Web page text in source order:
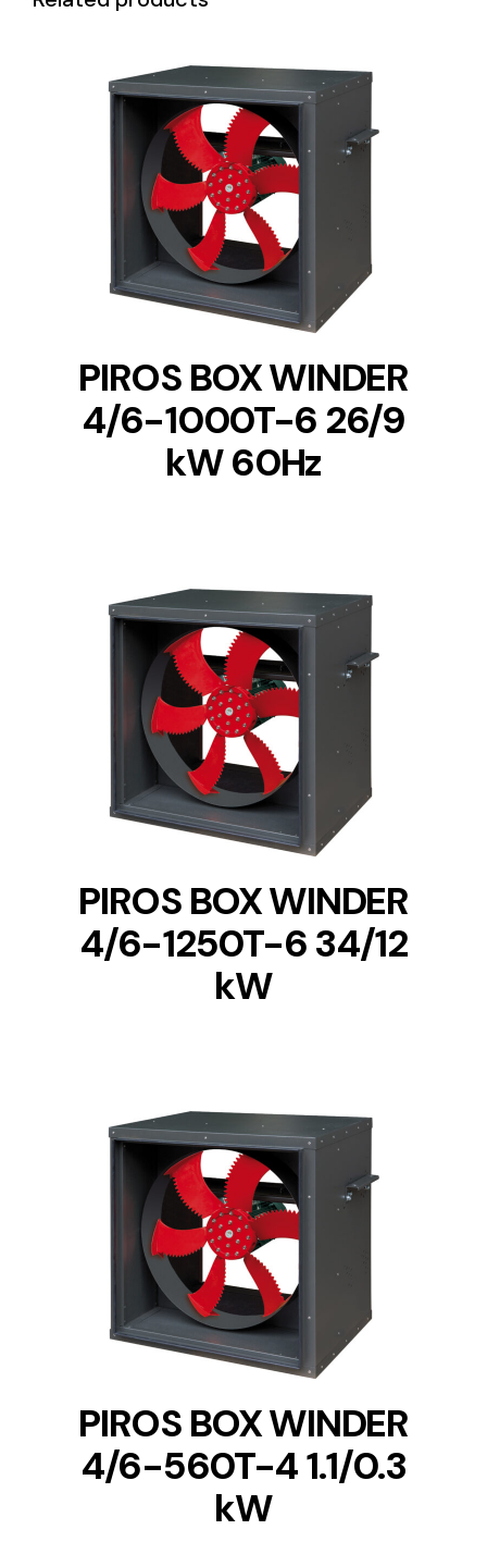
DETAILS
PIROS BOX WINDER
4/6-1000T-6 26/9
kW 60Hz
DETAILS
PIROS BOX WINDER
4/6-1250T-6 34/12
kW
DETAILS
PIROS BOX WINDER
4/6-560T-4 1.1/0.3
kW